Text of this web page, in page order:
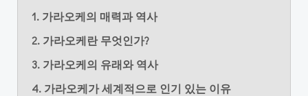
1. 가라오케의 매력과 역사
2. 가라오케란 무엇인가?
3. 가라오케의 유래와 역사
4. 가라오케가 세계적으로 인기 있는 이유